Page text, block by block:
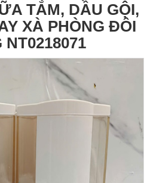
TẮM, DẦU GỘI,
XÀ PHÒNG ĐÔI
NT0218071